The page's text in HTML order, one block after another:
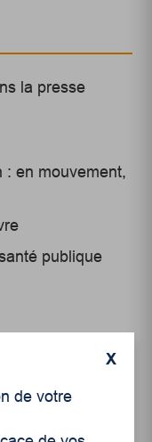
la presse
: en mouvement,
publique
X
de votre